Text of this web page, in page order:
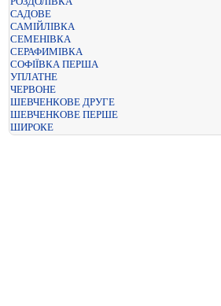
САДОВЕ
САМІЙЛІВКА
СЕМЕНІВКА
СЕРАФИМІВКА
СОФІЇВКА ПЕРША
УПЛАТНЕ
ЧЕРВОНЕ
ШЕВЧЕНКОВЕ ДРУГЕ
ШЕВЧЕНКОВЕ ПЕРШЕ
ШИРОКЕ